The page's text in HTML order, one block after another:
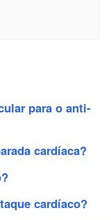
para o anti-
cardíaca?
cardíaco?